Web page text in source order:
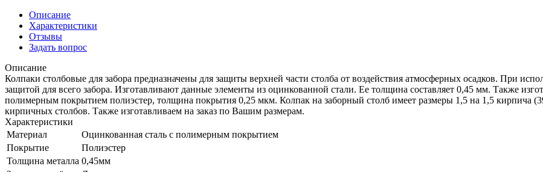
Описание
Характеристики
Отзывы
Задать вопрос
Описание
Колпаки столбовые для забора предназначены для защиты верхней части столба от воздействия атмосферных осадков. При
защитой для всего забора. Изготавливают данные элементы из оцинкованной стали. Ее толщина составляет 0,45 мм. Также
полимерным покрытием полиэстер, толщина покрытия 0,25 мкм. Колпак на заборный столб имеет размеры 1,5 на 1,5 кирпича
кирпичных столбов. Также изготавливаем на заказ по Вашим размерам.
Характеристики
Материал
Оцинкованная сталь с полимерным покрытием
Покрытие
Полиэстер
Толщина металла 0,45мм